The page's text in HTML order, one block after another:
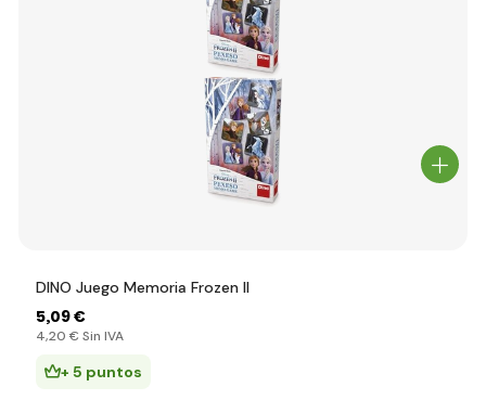
DINO Juego Memoria Frozen II
5,09 €
4,20 € Sin IVA
+ 5 puntos